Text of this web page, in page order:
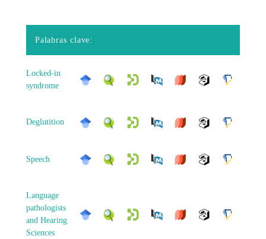
Palabras clave:
Locked-in
syndrome
Deglutition
Speech
Language
pathologists
and Hearing
Sciences